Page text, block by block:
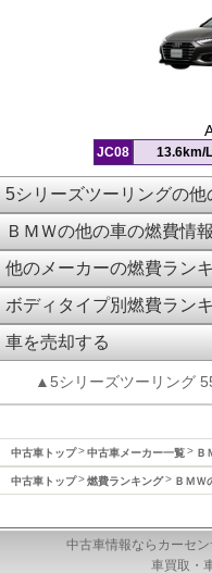
JC08 13.6km/L
5シリーズツーリングの他
ＢＭＷの他の車の燃費情報
他のメーカーの燃費ラン
ボディタイプ別燃費ラン
車を売却する
▲5シリーズツーリング
中古車トップ 中古車メーカー一覧 Ｂ
中古車トップ 燃費ランキング ＢＭＷ
中古車情報ならカーセン
車買取・